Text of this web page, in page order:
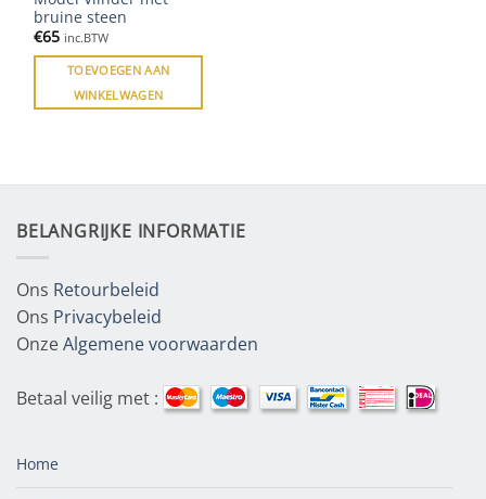
bruine steen
€65 inc.BTW
TOEVOEGEN AAN
WINKELWAGEN
BELANGRIJKE INFORMATIE
Ons Retourbeleid
Ons Privacybeleid
OnzeAlgemene voorwaarden
Betaal veilig met :
Home